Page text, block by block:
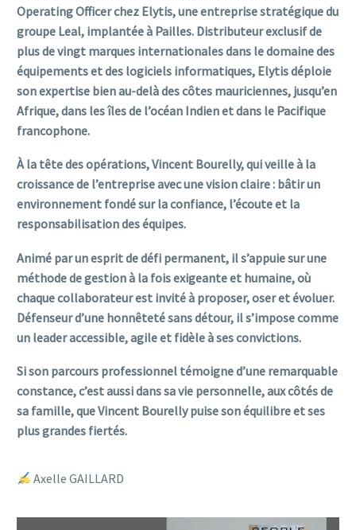
Operating Officer chez Elytis, une entreprise stratégique du
groupe Leal, implantée à Pailles. Distributeur exclusif de
plus de vingt marques internationales dans le domaine des
équipements et des logiciels informatiques, Elytis déploie
son expertise bien au-delà des côtes mauriciennes, jusqu’en
Afrique, dans les îles de l’océan Indien et dans le Pacifique
francophone.
À la tête des opérations, Vincent Bourelly, qui veille à la
croissance de l’entreprise avec une vision claire : bâtir un
environnement fondé sur la confiance, l’écoute et la
responsabilisation des équipes.
Animé par un esprit de défi permanent, il s’appuie sur une
méthode de gestion à la fois exigeante et humaine, où
chaque collaborateur est invité à proposer, oser et évoluer.
Défenseur d’une honnêteté sans détour, il s’impose comme
un leader accessible, agile et fidèle à ses convictions.
Si son parcours professionnel témoigne d’une remarquable
constance, c’est aussi dans sa vie personnelle, aux côtés de
sa famille, que Vincent Bourelly puise son équilibre et ses
plus grandes fiertés.
Axelle GAILLARD